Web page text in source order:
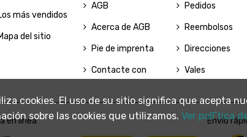
más vendidos
del sitio
AGB
Acerca de AGB
Pie de imprenta
Contacte con
Pedidos
Reembolsos
Direcciones
Vales
en línea Envío
cookies. El uso de su sitio significa que acepta
sobre las cookies que utilizamos. Ver polГ­tica